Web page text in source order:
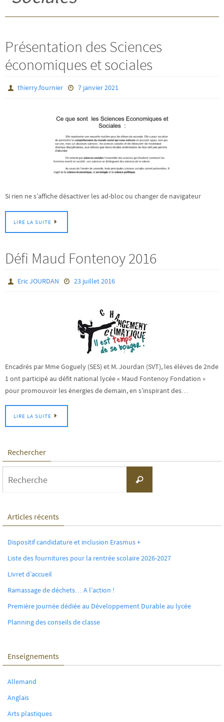
Présentation des Sciences
économiques et sociales
thierry.fournier 7 janvier 2021
Si rien ne s’affiche désactiver les ad-bloc ou changer de navigateur
LIRE LA SUITE
Défi Maud Fontenoy 2016
Eric JOURDAN 23 juillet 2016
Encadrés par Mme Goguely (SES) et M. Jourdan (SVT), les élèves de 2nde
1 ont participé au défit national lycée « Maud Fontenoy Fondation »
pour promouvoir les énergies de demain, en s’inspirant des…
LIRE LA SUITE
Rechercher
Recherche
Articles récents
Dispositif candidature et inclusion Erasmus +
Liste des fournitures pour la rentrée scolaire 2026-2027
Livret d’accueil
Ramassage de déchets… A l’action !
Première journée dédiée au Développement Durable au lycée
Planning des conseils de classe
Enseignements
Allemand
Anglais
Arts plastiques